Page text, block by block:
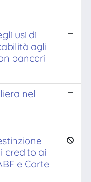
usi di
agli
bancari
nel
credito ai
e Corte